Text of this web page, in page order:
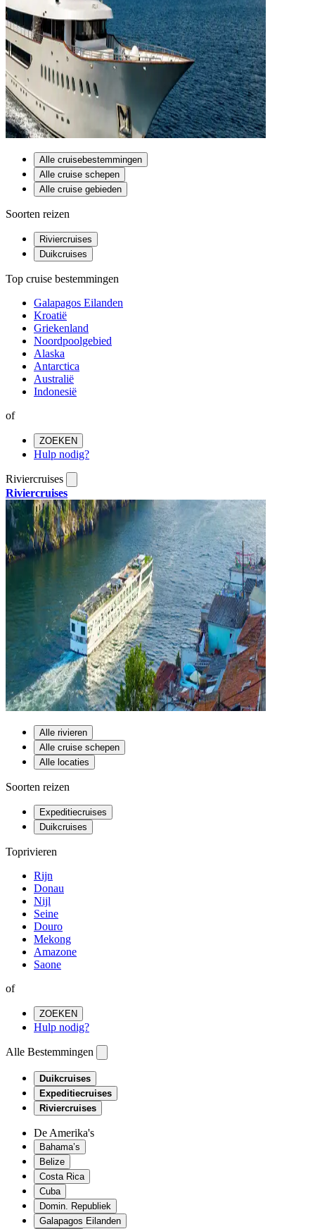
Alle cruisebestemmingen
Alle cruise schepen
Alle cruise gebieden
Soorten reizen
Riviercruises
Duikcruises
Top cruise bestemmingen
Galapagos Eilanden
Kroatië
Griekenland
Noordpoolgebied
Alaska
Antarctica
Australië
Indonesië
of
ZOEKEN
Hulp nodig?
Riviercruises
Riviercruises
Alle rivieren
Alle cruise schepen
Alle locaties
Soorten reizen
Expeditiecruises
Duikcruises
Toprivieren
Rijn
Donau
Nijl
Seine
Douro
Mekong
Amazone
Saone
of
ZOEKEN
Hulp nodig?
Alle Bestemmingen
Duikcruises
Expeditiecruises
Riviercruises
De Amerika's
Bahama’s
Belize
Costa Rica
Cuba
Domin. Republiek
Galapagos Eilanden